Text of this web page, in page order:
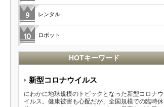
レンタル
ロボット
HOTキーワード
新型コロナウイルス
にわかに地球規模のトピックとなった新型コロナウ
イルス。健康被害も心配だが、全国規模での臨時休